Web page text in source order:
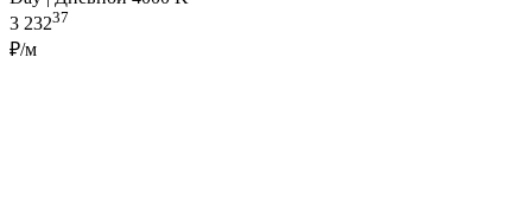
3 23237
₽/м